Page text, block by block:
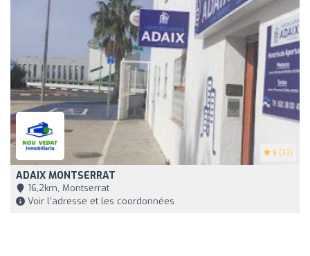
5 (33)
ADAIX MONTSERRAT
16,2km, Montserrat
Voir l'adresse et les coordonnées